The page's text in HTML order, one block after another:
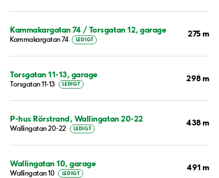
Kammakargatan 74 / Torsgatan 12, garage
Kammakargatan 74 LEDIGT
275 m
Torsgatan 11-13, garage
Torsgatan 11-13 LEDIGT
298 m
P-hus Rörstrand, Wallingatan 20-22
Wallingatan 20-22 LEDIGT
438 m
Wallingatan 10, garage
Wallingatan 10 LEDIGT
491 m